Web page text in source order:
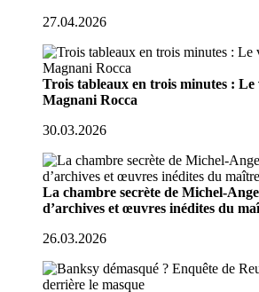
27.04.2026
Trois tableaux en trois minutes :
Magnani Rocca
30.03.2026
La chambre secrète de Michel-
d’archives et œuvres inédites du
26.03.2026